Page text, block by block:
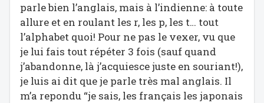
parle bien l’anglais, mais à l’indienne: à toute
allure et en roulant les r, les p, les t… tout
l’alphabet quoi! Pour ne pas le vexer, vu que
je lui fais tout répéter 3 fois (sauf quand
j’abandonne, là j’acquiesce juste en souriant!),
je luis ai dit que je parle très mal anglais. Il
m’a repondu “je sais, les français les japonais